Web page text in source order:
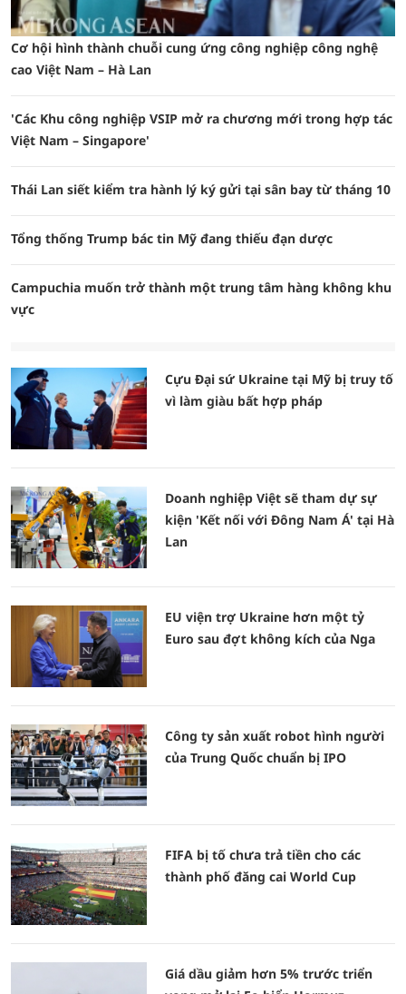
Cơ hội hình thành chuỗi cung ứng công nghiệp công nghệ
cao Việt Nam – Hà Lan
'Các Khu công nghiệp VSIP mở ra chương mới trong hợp tác
Việt Nam – Singapore'
Thái Lan siết kiểm tra hành lý ký gửi tại sân bay từ tháng 10
Tổng thống Trump bác tin Mỹ đang thiếu đạn dược
Campuchia muốn trở thành một trung tâm hàng không khu
vực
Cựu Đại sứ Ukraine tại Mỹ bị truy tố
vì làm giàu bất hợp pháp
Doanh nghiệp Việt sẽ tham dự sự
kiện 'Kết nối với Đông Nam Á' tại Hà
Lan
EU viện trợ Ukraine hơn một tỷ
Euro sau đợt không kích của Nga
Công ty sản xuất robot hình người
của Trung Quốc chuẩn bị IPO
FIFA bị tố chưa trả tiền cho các
thành phố đăng cai World Cup
Giá dầu giảm hơn 5% trước triển